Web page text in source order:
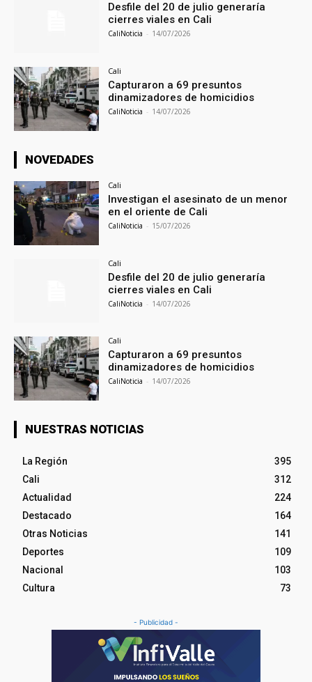
Desfile del 20 de julio generaría
cierres viales en Cali
CaliNoticia - 14/07/2026
Cali
Capturaron a 69 presuntos
dinamizadores de homicidios
CaliNoticia - 14/07/2026
NOVEDADES
Cali
Investigan el asesinato de un menor
en el oriente de Cali
CaliNoticia - 15/07/2026
Cali
Desfile del 20 de julio generaría
cierres viales en Cali
CaliNoticia - 14/07/2026
Cali
Capturaron a 69 presuntos
dinamizadores de homicidios
CaliNoticia - 14/07/2026
NUESTRAS NOTICIAS
La Región
395
Cali
312
Actualidad
224
Destacado
164
Otras Noticias
141
Deportes
109
Nacional
103
Cultura
73
- Publicidad -